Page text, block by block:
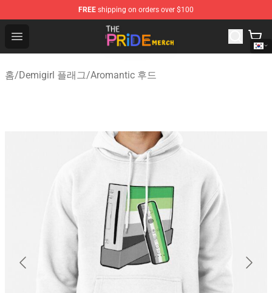
FREE shipping on orders over $100
Open menu
The Pride Shop - Official The Pride Merchandise Store
홈/Demigirl 플래그/Aromantic 후드